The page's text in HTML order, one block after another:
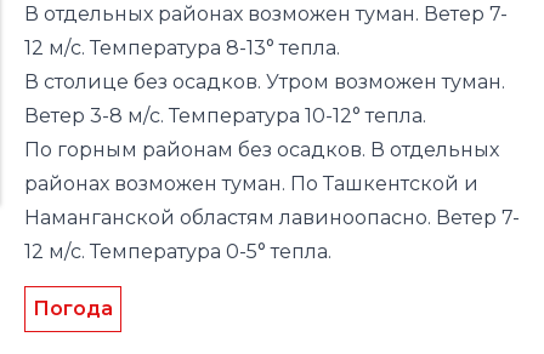
В отдельных районах возможен туман. Ветер 7-
12 м/с. Температура 8-13° тепла.
В столице без осадков. Утром возможен туман.
Ветер 3-8 м/с. Температура 10-12° тепла.
По горным районам без осадков. В отдельных
районах возможен туман. По Ташкентской и
Наманганской областям лавиноопасно. Ветер 7-
12 м/с. Температура 0-5° тепла.
Погода